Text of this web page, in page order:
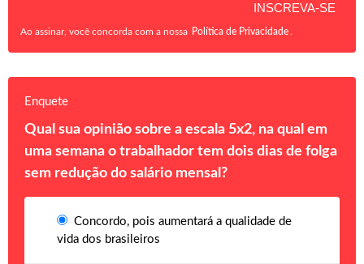
Ao assinar, você concorda com a nossa Política de Privacidade
Enquete
Qual sua opinião sobre a escala 5x2, na qual em
uma semana o trabalhador tem dois dias de folga
sem redução do salário mensal?
Concordo, pois aumentará a qualidade de
vida dos brasileiros